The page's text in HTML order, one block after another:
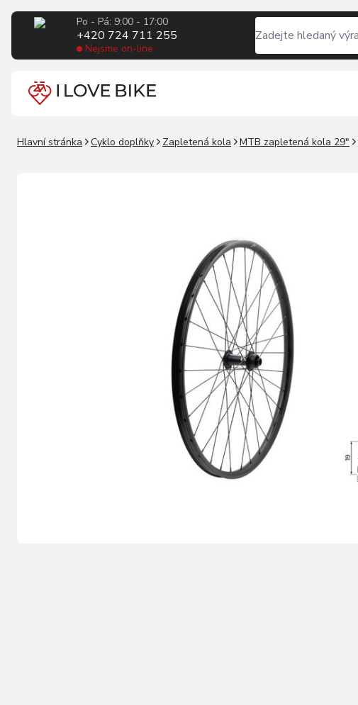
Po - Pá: 9:00 - 17:00
+420 724 711 255
Nejsme on-line
Hlavní stránka Cyklo doplňky Zapletená kola MTB zapletená kola 29"